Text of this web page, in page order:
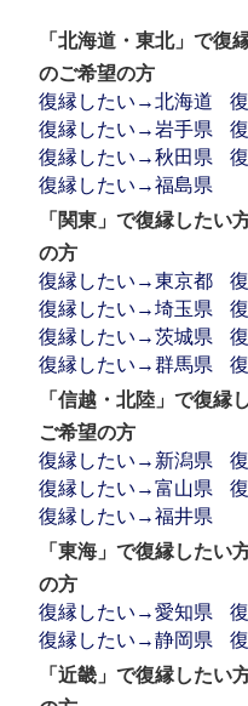
「北海道・東北」で復
のご希望の方
復縁したい→北海道
復縁したい→岩手県
復縁したい→秋田県
復縁したい→福島県
「関東」で復縁したい
の方
復縁したい→東京都
復縁したい→埼玉県
復縁したい→茨城県
復縁したい→群馬県
「信越・北陸」で復縁
ご希望の方
復縁したい→新潟県
復縁したい→富山県
復縁したい→福井県
「東海」で復縁したい
の方
復縁したい→愛知県
復縁したい→静岡県
「近畿」で復縁したい